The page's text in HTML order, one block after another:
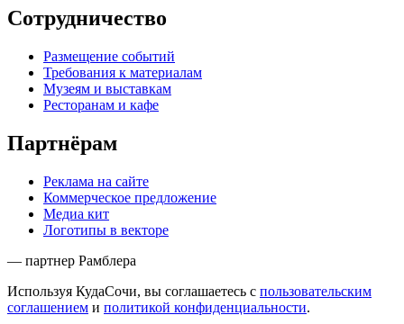
Сотрудничество
Размещение событий
Требования к материалам
Музеям и выставкам
Ресторанам и кафе
Партнёрам
Реклама на сайте
Коммерческое предложение
Медиа кит
Логотипы в векторе
— партнер Рамблера
Используя КудаСочи, вы соглашаетесь с пользовательским
соглашением и политикой конфиденциальности.